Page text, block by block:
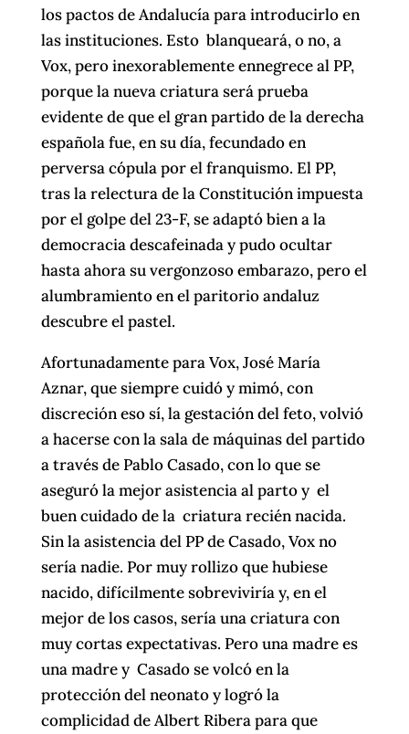
los pactos de Andalucía para introducirlo en
las instituciones. Esto blanqueará, o no, a
Vox, pero inexorablemente ennegrece al PP,
porque la nueva criatura será prueba
evidente de que el gran partido de la derecha
española fue, en su día, fecundado en
perversa cópula por el franquismo. El PP,
tras la relectura de la Constitución impuesta
por el golpe del 23-F, se adaptó bien a la
democracia descafeinada y pudo ocultar
hasta ahora su vergonzoso embarazo, pero el
alumbramiento en el paritorio andaluz
descubre el pastel.
Afortunadamente para Vox, José María
Aznar, que siempre cuidó y mimó, con
discreción eso sí, la gestación del feto, volvió
a hacerse con la sala de máquinas del partido
a través de Pablo Casado, con lo que se
aseguró la mejor asistencia al parto y el
buen cuidado de la criatura recién nacida.
Sin la asistencia del PP de Casado, Vox no
sería nadie. Por muy rollizo que hubiese
nacido, difícilmente sobreviviría y, en el
mejor de los casos, sería una criatura con
muy cortas expectativas. Pero una madre es
una madre y Casado se volcó en la
protección del neonato y logró la
complicidad de Albert Ribera para que